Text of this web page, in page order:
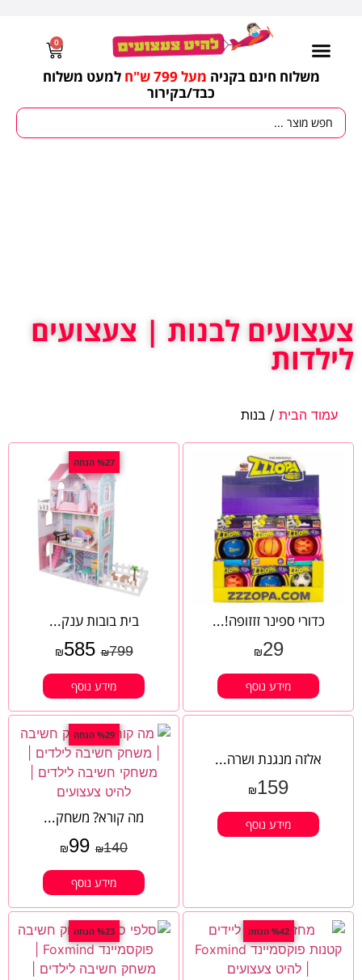
משלוח חינם בקניה מעל 799 ש"ח
למעט משלוח
כבד/בקירור
0
צעצועים לבנות | צעצועים
לילדות
עמוד הבית / בנות
כדורי ספינר זזזופה!...
₪29
מידע נוסף
%27 הנחה
בית בובות ענק...
₪799
₪585
מידע נוסף
אלזה מנגנת ושרה...
₪159
מידע נוסף
%29 הנחה
מה קורא? משחק...
₪140
₪99
מידע נוסף
%42 הנחה %23 הנחה